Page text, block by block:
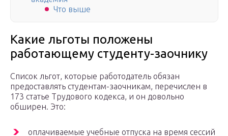
Что выше
Какие льготы положены
работающему студенту-заочнику
Список льгот, которые работодатель обязан
предоставлять студентам-заочникам, перечислен в
173 статье Трудового кодекса, и он довольно
обширен. Это:
оплачиваемые учебные отпуска на время сессий